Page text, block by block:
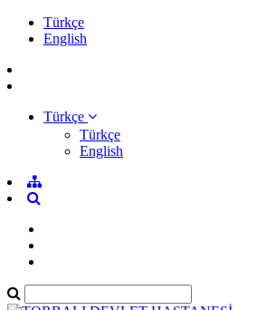
Türkçe
English
Türkçe
Türkçe
English